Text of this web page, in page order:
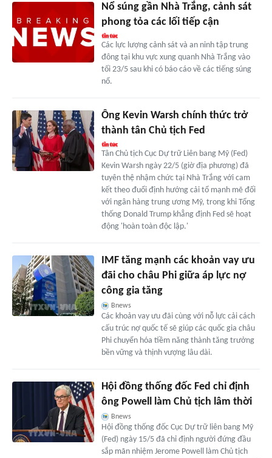
Nổ súng gần Nhà Trắng, cảnh sát
phong tỏa các lối tiếp cận
Các lực lượng cảnh sát và an ninh tập trung
đông tại khu vực xung quanh Nhà Trắng vào
tối 23/5 sau khi có báo cáo về các tiếng súng
nổ.
Ông Kevin Warsh chính thức trở
thành tân Chủ tịch Fed
Tân Chủ tịch Cục Dự trữ Liên bang Mỹ (Fed)
Kevin Warsh ngày 22/5 (giờ địa phương) đã
tuyên thệ nhậm chức tại Nhà Trắng với cam
kết theo đuổi định hướng cải tổ mạnh mẽ đối
với ngân hàng trung ương Mỹ, trong khi Tổng
thống Donald Trump khẳng định Fed sẽ hoạt
động 'hoàn toàn độc lập.'
IMF tăng mạnh các khoản vay ưu
đãi cho châu Phi giữa áp lực nợ
công gia tăng
Bnews
Các khoản vay ưu đãi cùng với nỗ lực cải cách
cấu trúc nợ quốc tế sẽ giúp các quốc gia châu
Phi chuyển hóa tiềm năng thành tăng trưởng
bền vững và thịnh vượng lâu dài.
Hội đồng thống đốc Fed chỉ định
ông Powell làm Chủ tịch lâm thời
Bnews
Hội đồng thống đốc Cục Dự trữ liên bang Mỹ
(Fed) ngày 15/5 đã chỉ định người đứng đầu
sắp mãn nhiệm Jerome Powell làm Chủ tịch